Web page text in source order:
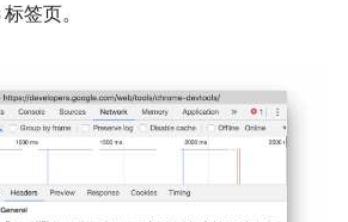
标签页。